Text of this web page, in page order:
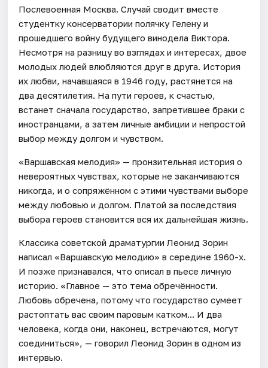
Послевоенная Москва. Случай сводит вместе
студентку консерватории полячку Гелену и
прошедшего войну будущего винодела Виктора.
Несмотря на разницу во взглядах и интересах, двое
молодых людей влюбляются друг в друга. История
их любви, начавшаяся в 1946 году, растянется на
два десятилетия. На пути героев, к счастью,
встанет сначала государство, запретившее браки с
иностранцами, а затем личные амбиции и непростой
выбор между долгом и чувством.
«Варшавская мелодия» — пронзительная история о
невероятных чувствах, которые не заканчиваются
никогда, и о сопряжённом с этими чувствами выборе
между любовью и долгом. Платой за последствия
выбора героев становится вся их дальнейшая жизнь.
Классика советской драматургии Леонид Зорин
написал «Варшавскую мелодию» в середине 1960-х.
И позже признавался, что описал в пьесе личную
историю. «Главное — это тема обречённости.
Любовь обречена, потому что государство сумеет
растоптать вас своим паровым катком... И два
человека, когда они, наконец, встречаются, могут
соединиться», — говорил Леонид Зорин в одном из
интервью.